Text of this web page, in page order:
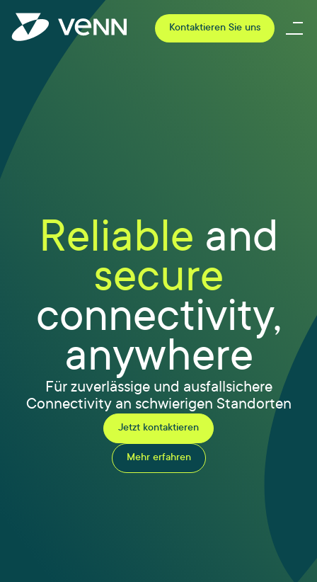
Kontaktieren Sie uns
Reliable and
secure
connectivity,
anywhere
Für zuverlässige und ausfallsichere
Connectivity an schwierigen Standorten
Jetzt kontaktieren
Mehr erfahren